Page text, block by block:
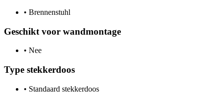
• Brennenstuhl
Geschikt voor wandmontage
• Nee
Type stekkerdoos
• Standaard stekkerdoos